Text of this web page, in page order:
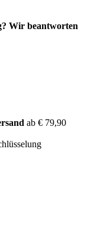
Wir beantworten
ab € 79,90